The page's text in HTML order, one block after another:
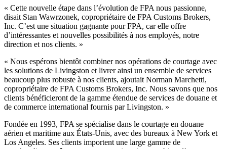
« Cette nouvelle étape dans l’évolution de FPA nous passionne,
disait Stan Wawrzonek, copropriétaire de FPA Customs Brokers,
Inc. C’est une situation gagnante pour FPA, car elle offre
d’intéressantes et nouvelles possibilités à nos employés, notre
direction et nos clients. »
« Nous espérons bientôt combiner nos opérations de courtage avec
les solutions de Livingston et livrer ainsi un ensemble de services
beaucoup plus robuste à nos clients, ajoutait Norman Marchetti,
copropriétaire de FPA Customs Brokers, Inc. Nous savons que nos
clients bénéficieront de la gamme étendue de services de douane et
de commerce international fournis par Livingston. »
Fondée en 1993, FPA se spécialise dans le courtage en douane
aérien et maritime aux États-Unis, avec des bureaux à New York et
Los Angeles. Ses clients importent une large gamme de